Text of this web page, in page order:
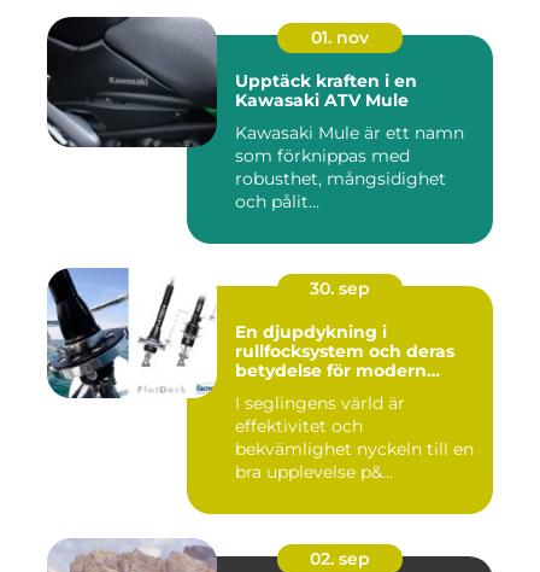
01. nov
Upptäck kraften i en
Kawasaki ATV Mule
Kawasaki Mule är ett namn
som förknippas med
robusthet, mångsidighet
och pålit...
30. sep
En djupdykning i
rullfocksystem och deras
betydelse för modern
I seglingens värld är
effektivitet och
bekvämlighet nyckeln till en
bra upplevelse p&...
02. sep